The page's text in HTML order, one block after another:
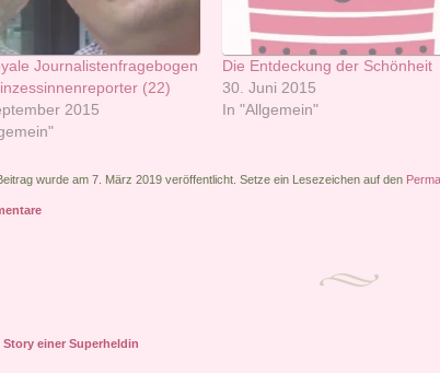
Journalistenfragebogen
(22)
2015
Die Entdeckung der Schönheit
30. Juni 2015
In "Allgemein"
wurde am 7. März 2019 veröffentlicht. Setze ein Lesezeichen auf den
einer Superheldin